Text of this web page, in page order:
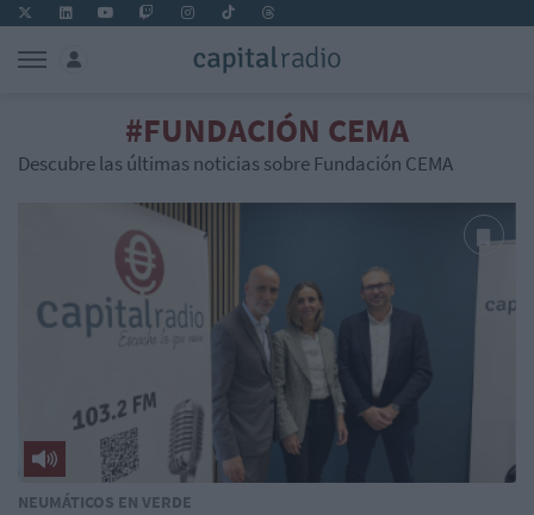
#FUNDACIÓN CEMA
Descubre las últimas noticias sobre Fundación CEMA
NEUMÁTICOS EN VERDE